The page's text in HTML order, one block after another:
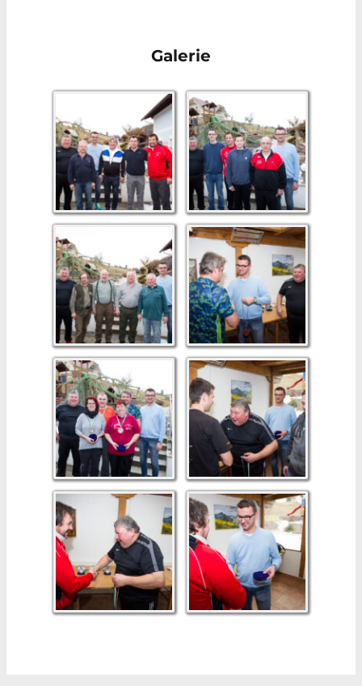
Galerie